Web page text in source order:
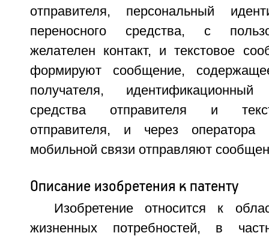
отправителя, персональный
переносного средства, с
желателен контакт, и текстовое
формируют сообщение,
получателя,
средства отправителя и
отправителя, и через оператора
мобильной связи отправляют
Описание изобретения к патенту
Изобретение относится к
жизненных потребностей, в